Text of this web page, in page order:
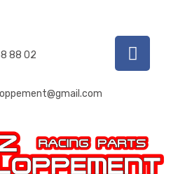
88 02